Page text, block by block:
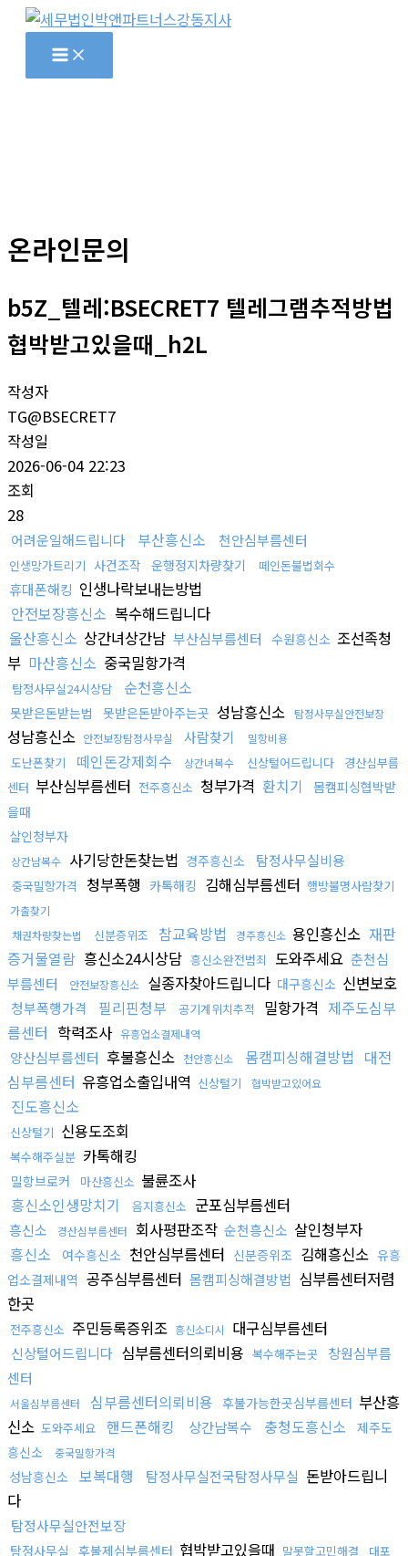
온라인문의
b5Z_텔레:BSECRET7 텔레그램추적방법
협박받고있을때_h2L
작성자
TG@BSECRET7
작성일
2026-06-04 22:23
조회
28
어려운일해드립니다 부산흥신소 천안심부름센터
인생망가트리기 사건조작 운행정지차량찾기 떼인돈불법회수
휴대폰해킹 인생나락보내는방법
안전보장흥신소 복수해드립니다
울산흥신소 상간녀상간남 부산심부름센터 수원흥신소 조선족청
부 마산흥신소 중국밀항가격
탐정사무실24시상담 순천흥신소
못받은돈받는법 못받은돈받아주는곳 성남흥신소 탐정사무실안전보장
성남흥신소 안전보장탐정사무실 사람찾기 밀항비용
도난폰찾기 떼인돈강제회수 상간녀복수 신상털어드립니다
경산심부름
센터 부산심부름센터 전주흥신소 청부가격 환치기
몸캠피싱협박받
을때
살인청부자
상간남복수 사기당한돈찾는법 경주흥신소 탐정사무실비용
중국밀항가격 청부폭행 카톡해킹 김해심부름센터 행방불명사람찾기
가출찾기
채권차량찾는법
신분증위조 참교육방법 경주흥신소 용인흥신소 재판
증거물열람 흥신소24시상담 흥신소완전범죄 도와주세요 춘천심
부름센터
안전보장흥신소 실종자찾아드립니다 대구흥신소 신변보호
청부폭행가격 필리핀청부 공기계위치추적 밀항가격 제주도심부
름센터 학력조사 유흥업소결제내역
양산심부름센터 후불흥신소 천안흥신소 몸캠피싱해결방법 대전
심부름센터 유흥업소출입내역 신상털기 협박받고있어요
진도흥신소
신상털기 신용도조회
복수해주실분 카톡해킹
밀항브로커 마산흥신소 불륜조사
흥신소인생망치기
음지흥신소 군포심부름센터
흥신소 경산심부름센터 회사평판조작 순천흥신소 살인청부자
흥신소
여수흥신소 천안심부름센터 신분증위조 김해흥신소 유흥
업소결제내역 공주심부름센터 몸캠피싱해결방법 심부름센터저렴
한곳
전주흥신소 주민등록증위조 흥신소디시 대구심부름센터
신상털어드립니다 심부름센터의뢰비용 복수해주는곳
창원심부름
센터
서울심부름센터 심부름센터의뢰비용 후불가능한곳심부름센터 부산흥
신소 도와주세요 핸드폰해킹 상간남복수 충청도흥신소
제주도
흥신소
중국밀항가격
성남흥신소 보복대행 탐정사무실전국탐정사무실 돈받아드립니
다
탐정사무실안전보장
탐정사무실 후불제심부름센터 협박받고있을때 말못할고민해결
대포